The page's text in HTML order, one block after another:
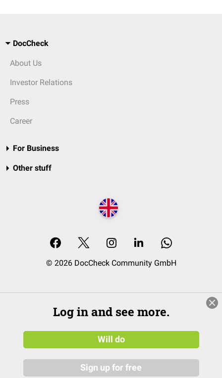
DocCheck
About Us
Investor Relations
Press
Career
For Business
Other stuff
© 2026 DocCheck Community GmbH
Log in and see more.
Will do
Sign up for free